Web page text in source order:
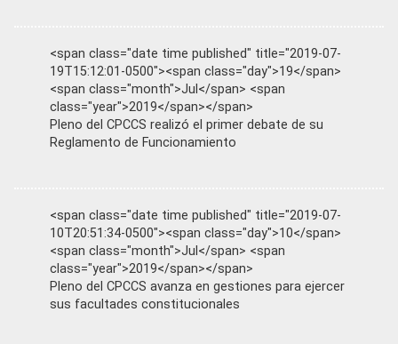
<span class="date time published" title="2019-07-
19T15:12:01-0500"><span class="day">19</span>
<span class="month">Jul</span> <span
class="year">2019</span></span>
Pleno del CPCCS realizó el primer debate de su
Reglamento de Funcionamiento
<span class="date time published" title="2019-07-
10T20:51:34-0500"><span class="day">10</span>
<span class="month">Jul</span> <span
class="year">2019</span></span>
Pleno del CPCCS avanza en gestiones para ejercer
sus facultades constitucionales